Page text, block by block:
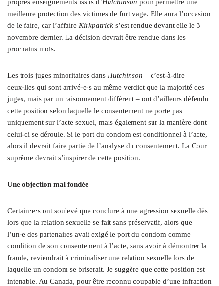
propres enseignements issus d’Hutchinson pour permettre une
meilleure protection des victimes de furtivage. Elle aura l’occasion
de le faire, car l’affaire Kirkpatrick s’est rendue devant elle le 3
novembre dernier. La décision devrait être rendue dans les
prochains mois.
Les trois juges minoritaires dans Hutchinson – c’est-à-dire
ceux·lles qui sont arrivé·e·s au même verdict que la majorité des
juges, mais par un raisonnement différent – ont d’ailleurs défendu
cette position selon laquelle le consentement ne porte pas
uniquement sur l’acte sexuel, mais également sur la manière dont
celui-ci se déroule. Si le port du condom est conditionnel à l’acte,
alors il devrait faire partie de l’analyse du consentement. La Cour
suprême devrait s’inspirer de cette position.
Une objection mal fondée
Certain·e·s ont soulevé que conclure à une agression sexuelle dès
lors que la relation sexuelle se fait sans préservatif, alors que
l’un·e des partenaires avait exigé le port du condom comme
condition de son consentement à l’acte, sans avoir à démontrer la
fraude, reviendrait à criminaliser une relation sexuelle lors de
laquelle un condom se briserait. Je suggère que cette position est
intenable. Au Canada, pour être reconnu coupable d’une infraction